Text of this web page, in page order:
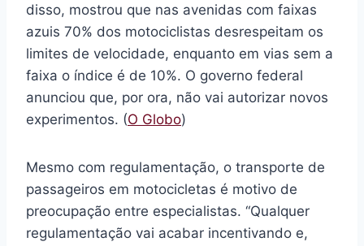
disso, mostrou que nas avenidas com faixas
azuis 70% dos motociclistas desrespeitam os
limites de velocidade, enquanto em vias sem a
faixa o índice é de 10%. O governo federal
anunciou que, por ora, não vai autorizar novos
experimentos. (O Globo)
Mesmo com regulamentação, o transporte de
passageiros em motocicletas é motivo de
preocupação entre especialistas. “Qualquer
regulamentação vai acabar incentivando e,